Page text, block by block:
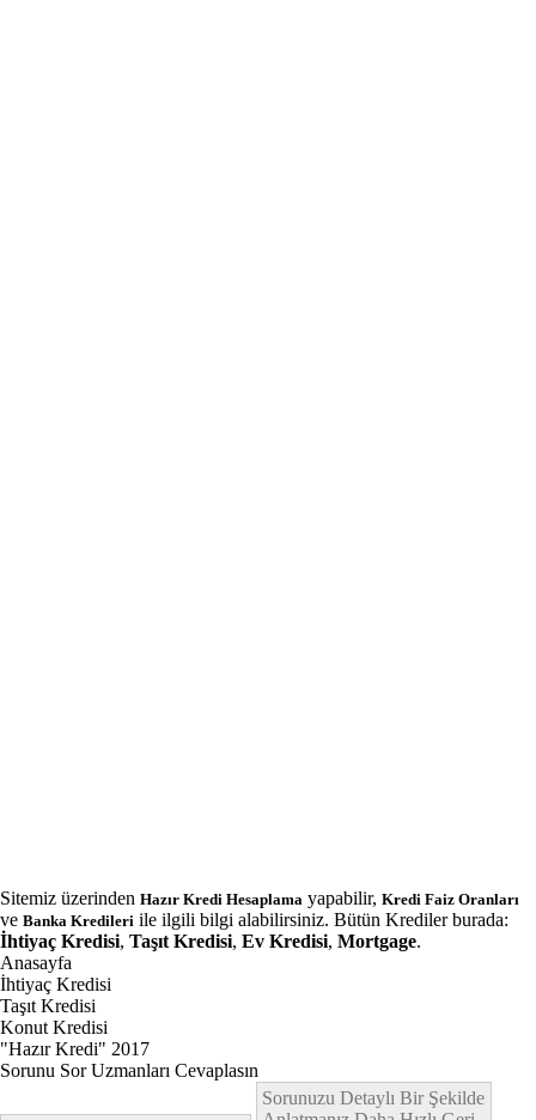
Sitemiz üzerinden Hazır Kredi Hesaplama yapabilir, Kredi Faiz Oranları
ve Banka Kredileri ile ilgili bilgi alabilirsiniz. Bütün Krediler burada:
İhtiyaç Kredisi, Taşıt Kredisi, Ev Kredisi, Mortgage.
Anasayfa
İhtiyaç Kredisi
Taşıt Kredisi
Konut Kredisi
"Hazır Kredi" 2017
Sorunu Sor Uzmanları Cevaplasın